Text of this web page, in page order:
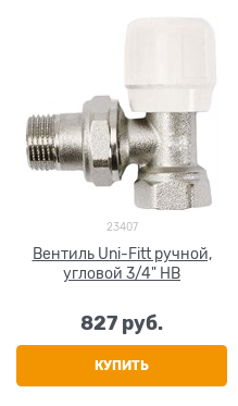
23407
Вентиль Uni-Fitt ручной,
угловой 3/4" НВ
827 руб.
КУПИТЬ